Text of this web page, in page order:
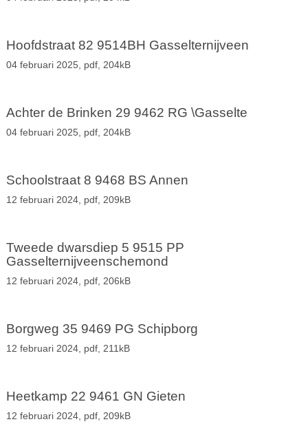
Hoofdstraat 82 9514BH Gasselternijveen
04 februari 2025, pdf, 204kB
Achter de Brinken 29 9462 RG \Gasselte
04 februari 2025, pdf, 204kB
Schoolstraat 8 9468 BS Annen
12 februari 2024, pdf, 209kB
Tweede dwarsdiep 5 9515 PP
Gasselternijveenschemond
12 februari 2024, pdf, 206kB
Borgweg 35 9469 PG Schipborg
12 februari 2024, pdf, 211kB
Heetkamp 22 9461 GN Gieten
12 februari 2024, pdf, 209kB